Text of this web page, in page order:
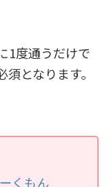
1度通うだけで
須となります。
くもん